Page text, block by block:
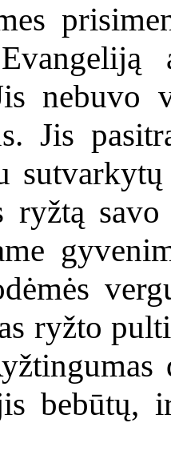
nebuvo
Jis
ryžtą
ryžto
bebūtų,